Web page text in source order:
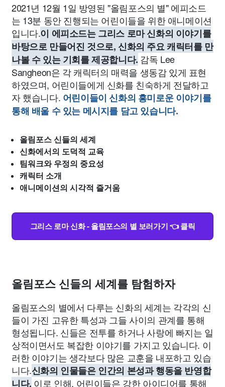
2021년 12월 1일 방영된 "올림포스의 별" 에피소드
는 13분 동안 진행되는 어린이들을 위한 애니메이션
입니다.이 에피소드는 그리스 로마 신화의 이야기를
바탕으로 만들어진 것으로, 신화의 주요 캐릭터를 만
나볼 수 있는 기회를 제공합니다. 감독 Lee
Sangheon은 각 캐릭터의 매력을 생동감 있게 표현
하였으며, 어린이들에게 신화를 친숙하게 전달하고
자 했습니다. 어린이들이 신화의 흥미로운 이야기를
통해 배울 수 있는 메시지를 담고 있습니다.
올림포스 신들의 세계
신화에서의 도덕적 교육
팀워크와 우정의 중요성
캐릭터 소개
애니메이션의 시각적 즐거움
그리스 로마 신화 - 올림포스의 별 보러가기 👈 클릭
올림포스 신들의 세계를 탐험하자
올림포스의 별에서 다루는 신화의 세계는 각각의 신
들이 가진 고유한 특성과 그들 사이의 관계를 통해
형성됩니다. 신들은 전투를 하거나 사랑에 빠지는 일
상적이면서도 복잡한 이야기를 가지고 있습니다. 이
러한 이야기는 생각보다 많은 교훈을 내포하고 있습
니다.신화의 인물들은 인간의 본성과 행동을 반영합
니다. 이로 인해, 어린이들은 강한 아이디어를 통해